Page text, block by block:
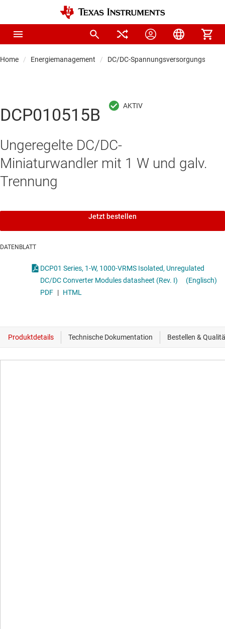
Home Energiemanagement DC/DC-Spannungsversorgungsmodul
DCP010515B
Ungeregelte DC/DC-
Miniaturwandler mit 1 W und galv.
Trennung
Jetzt bestellen
DATENBLATT
DCP01 Series, 1-W, 1000-VRMS Isolated, Unregulated
DC/DC Converter Modules datasheet (Rev. I)
(Englisch)
PDF | HTML